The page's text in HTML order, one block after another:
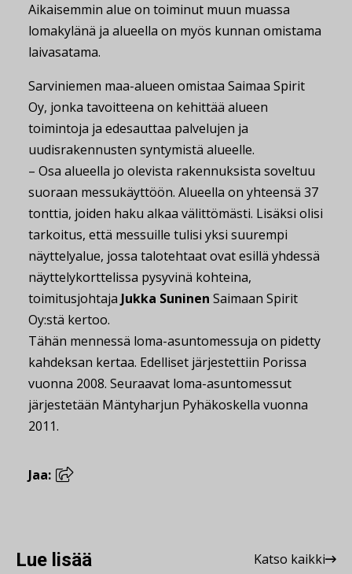
Aikaisemmin alue on toiminut muun muassa
lomakylänä ja alueella on myös kunnan omistama
laivasatama.
Sarviniemen maa-alueen omistaa Saimaa Spirit
Oy, jonka tavoitteena on kehittää alueen
toimintoja ja edesauttaa palvelujen ja
uudisrakennusten syntymistä alueelle.
– Osa alueella jo olevista rakennuksista soveltuu
suoraan messukäyttöön. Alueella on yhteensä 37
tonttia, joiden haku alkaa välittömästi. Lisäksi olisi
tarkoitus, että messuille tulisi yksi suurempi
näyttelyalue, jossa talotehtaat ovat esillä yhdessä
näyttelykorttelissa pysyvinä kohteina,
toimitusjohtaja Jukka Suninen Saimaan Spirit
Oy:stä kertoo.
Tähän mennessä loma-asuntomessuja on pidetty
kahdeksan kertaa. Edelliset järjestettiin Porissa
vuonna 2008. Seuraavat loma-asuntomessut
järjestetään Mäntyharjun Pyhäkoskella vuonna
2011.
Jaa:
Lue lisää Katso kaikki